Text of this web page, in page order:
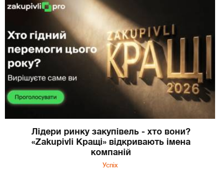
Лідери ринку закупівель - хто вони?
«Zakupivli Кращі» відкривають імена
компаній
Успіх